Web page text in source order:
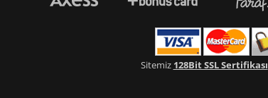
Sitemiz 128Bit SSL Sertifikası